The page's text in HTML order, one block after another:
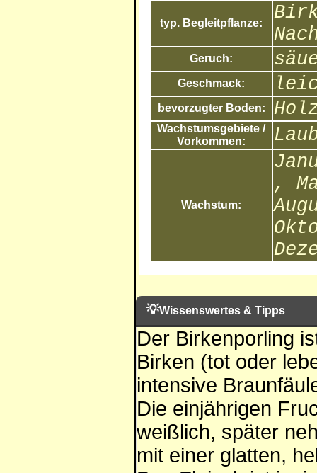
typ. Begleitpflanze:
Geruch:
Geschmack:
bevorzugter Boden:
Wachstumsgebiete /
Vorkommen:
Wachstum:
,
💡Wissenswertes & Tipps
Der Birkenporling
Birken (tot oder
intensive
Die einjährigen
weißlich, später
mit einer glatten,